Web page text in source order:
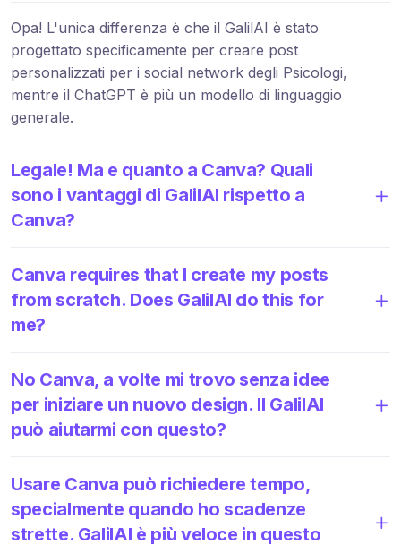
Opa! L'unica differenza è che il GalilAI è stato
progettato specificamente per creare post
personalizzati per i social network degli Psicologi,
mentre il ChatGPT è più un modello di linguaggio
generale.
Legale! Ma e quanto a Canva? Quali
sono i vantaggi di GalilAI rispetto a
Canva?
Canva requires that I create my posts
from scratch. Does GalilAI do this for
me?
No Canva, a volte mi trovo senza idee
per iniziare un nuovo design. Il GalilAI
può aiutarmi con questo?
Usare Canva può richiedere tempo,
specialmente quando ho scadenze
strette. GalilAI è più veloce in questo